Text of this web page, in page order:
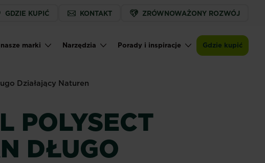
GDZIE KUPIĆ KONTAKT ZRÓWNOWAŻONY ROZWÓJ
marki Narzędzia Porady i inspiracje Gdzie kupić
Działający Naturen
POLYSECT
DŁUGO